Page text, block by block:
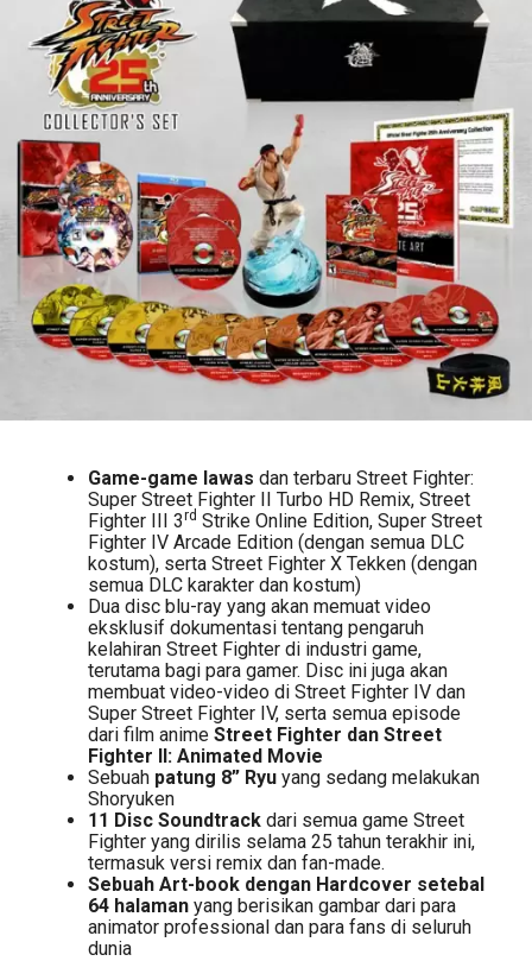
Game-game lawas dan terbaru Street Fighter:
Super Street Fighter II Turbo HD Remix, Street
Fighter III 3rd Strike Online Edition, Super Street
Fighter IV Arcade Edition (dengan semua DLC
kostum), serta Street Fighter X Tekken (dengan
semua DLC karakter dan kostum)
Dua disc blu-ray yang akan memuat video
eksklusif dokumentasi tentang pengaruh
kelahiran Street Fighter di industri game,
terutama bagi para gamer. Disc ini juga akan
membuat video-video di Street Fighter IV dan
Super Street Fighter IV, serta semua episode
dari film anime Street Fighter dan Street
Fighter II: Animated Movie
Sebuahpatung 8” Ryuyang sedang melakukan
Shoryuken
11 Disc Soundtrackdari semua game Street
Fighter yang dirilis selama 25 tahun terakhir ini,
termasuk versi remix dan fan-made.
Sebuah Art-book dengan Hardcover setebal
64 halamanyang berisikan gambar dari para
animator professional dan para fans di seluruh
dunia